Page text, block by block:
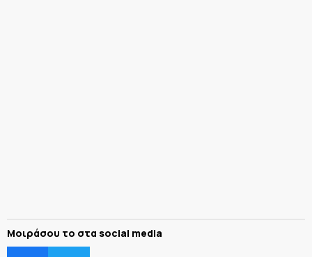
Μοιράσου το στα social media